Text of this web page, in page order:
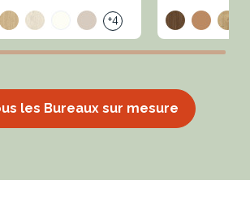
+4
les Bureaux sur mesure